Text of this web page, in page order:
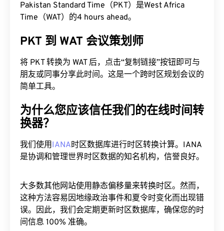
Pakistan Standard Time（PKT）是West Africa
Time（WAT）的4 hours ahead。
PKT 到 WAT 会议策划师
将 PKT 转换为 WAT 后，点击“复制链接”按钮即可与
朋友或同事分享此时间。这是一个跨时区规划会议的
简单工具。
为什么您应该信任我们的在线时间转
换器？
我们使用IANA时区数据库进行时区转换计算。IANA
是协调和管理世界时区数据的知名机构，信誉良好。
大多数其他网站使用静态偏移量来转换时区。然而，
这种方法容易因地缘政治事件和夏令时变化而出现错
误。因此，我们会定期更新时区数据库，确保您的时
间信息 100% 准确。